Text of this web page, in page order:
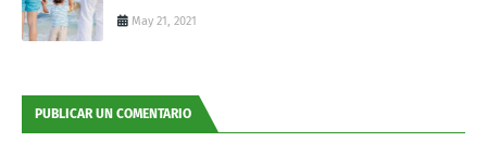
May 21, 2021
PUBLICAR UN COMENTARIO